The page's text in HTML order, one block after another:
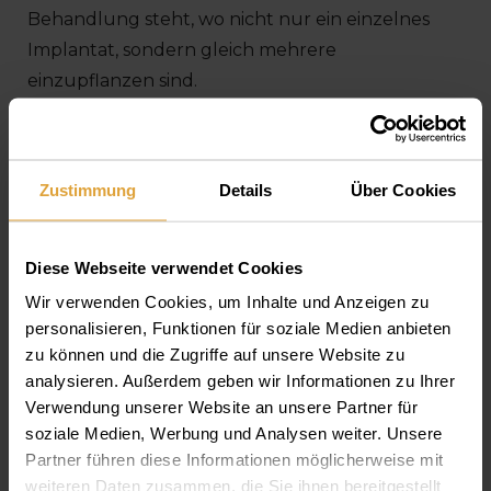
Zustimmung Details Über Cookies
Diese Webseite verwendet Cookies
Wir verwenden Cookies, um Inhalte und Anzeigen zu
personalisieren, Funktionen für soziale Medien anbieten
zu können und die Zugriffe auf unsere Website zu
analysieren. Außerdem geben wir Informationen zu Ihrer
Verwendung unserer Website an unsere Partner für
soziale Medien, Werbung und Analysen weiter. Unsere
Partner führen diese Informationen möglicherweise mit
weiteren Daten zusammen, die Sie ihnen bereitgestellt
Behandlung steht, wo nicht nur ein einzelnes
Implantat, sondern gleich mehrere
einzupflanzen sind.
Es ist aber auch in dem Fall kein Grund zur
der Zahnklinik Gelencsér zugleich zuverlässig
Der Garantie-Hintergrund ist auch bei diesen
Produkten ideal, die Implantathersteller bieten
oft eigene Entwicklungen, die sich bei den
obligatorischen Testphasen bestens bewährt
haben.
Die Implantatsysteme der Mittelkategorie, die